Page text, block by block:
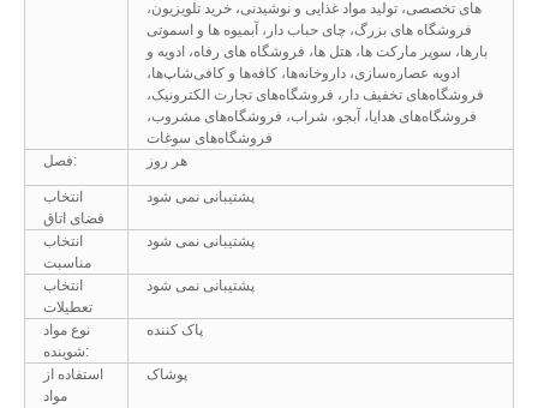
های تخصصی، تولید مواد غذایی و نوشیدنی، خرید تلویزیون،
فروشگاه های بزرگ، چای حباب دار، آبمیوه ها و اسموتی
بارها، سوپر مارکت ها، هتل ها، فروشگاه های رفاه، ادویه و
ادویه عصاره‌سازی، داروخانه‌ها، کافه‌ها و کافی‌شاپ‌ها،
فروشگاه‌های تخفیف دار، فروشگاه‌های تجارت الکترونیک،
فروشگاه‌های هدایا، آبجو، شراب، فروشگاه‌های مشروب،
فروشگاه‌های سوغات
فصل:
هر روز
انتخاب
فضای اتاق
پشتیبانی نمی شود
انتخاب
مناسبت
پشتیبانی نمی شود
انتخاب
تعطیلات
پشتیبانی نمی شود
نوع مواد
شوینده:
پاک کننده
استفاده از
مواد
پوشاک